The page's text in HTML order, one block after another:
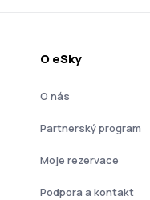
O eSky
O nás
Partnerský program
Moje rezervace
Podpora a kontakt